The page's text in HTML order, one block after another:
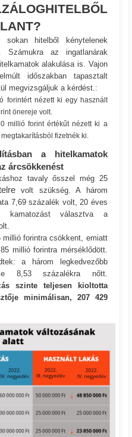
hitelből kénytelenek
Számukra az ingatlanárak
alakulása is. Vajon
időszakban tapasztalt
megvizsgáljuk a kérdést.:
forintért nézett ki egy használt
önereje volt.
millió forint értékűt nézett ki a
fizetnék ki.
a hitelkamatok
árcsökkenést
tavaly ősszel még 25
volt szükség. A három
7,69 százalék volt, 20 éves
választva a
millió forintra csökkent, emiatt
millió forintra mérséklődött.
a három legkedvezőbb
8,53 százalékra nőtt.
szinte teljesen kioltotta
minimálisan, 207 429